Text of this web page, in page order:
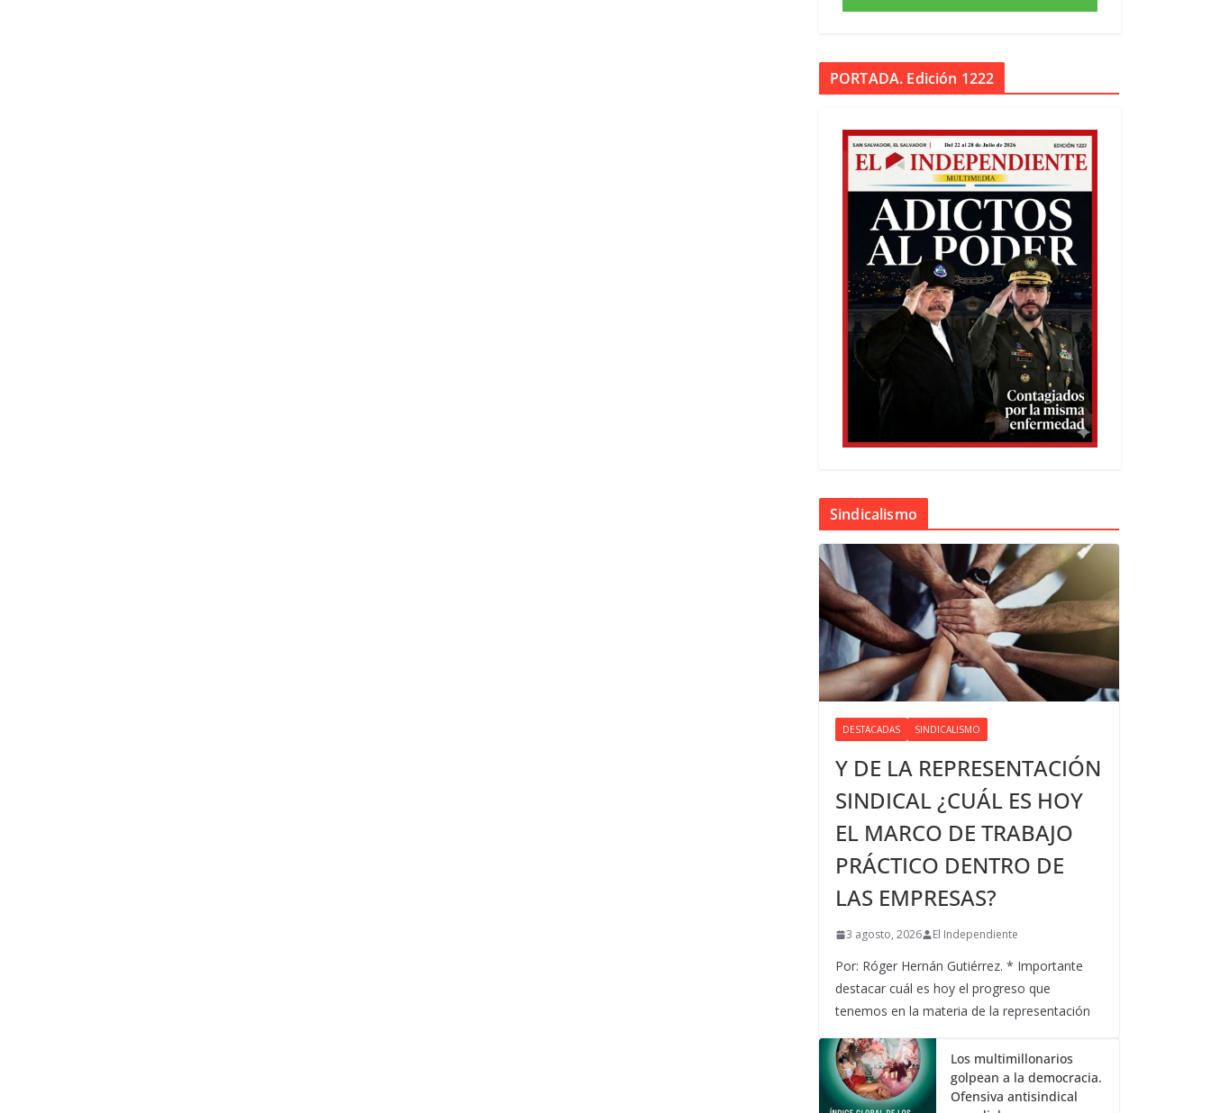
PORTADA. Edición 1222
Sindicalismo
DESTACADAS SINDICALISMO
Y DE LA REPRESENTACIÓN
SINDICAL ¿CUÁL ES HOY
EL MARCO DE TRABAJO
PRÁCTICO DENTRO DE
LAS EMPRESAS?
3 agosto, 2026 El Independiente
Por: Róger Hernán Gutiérrez. * Importante
destacar cuál es hoy el progreso que
tenemos en la materia de la representación
Los multimillonarios
golpean a la democracia.
Ofensiva antisindical